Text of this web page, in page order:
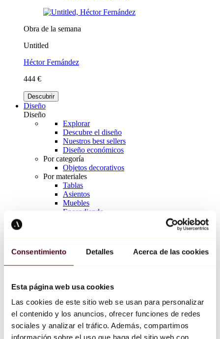
Consentimiento Detalles Acerca de las cookies
Esta página web usa cookies
Las cookies de este sitio web se usan para personalizar
el contenido y los anuncios, ofrecer funciones de redes
sociales y analizar el tráfico. Además, compartimos
información sobre el uso que haga del sitio web con
Obra de la semana
Untitled
Héctor Fernández
444 €
Descubrir
Diseño
Diseño
Explorar
Descubre el diseño
Nuestros best sellers
Diseño económicos
Por categoría
Objetos decorativos
Por materiales
Tablas
Asientos
Muebles
Encendiendo
Richard Orlinski
Keith Haring
Jeff Koons
Jean-Michel Basquiat
Todos los diseñadores
Obra de la semana